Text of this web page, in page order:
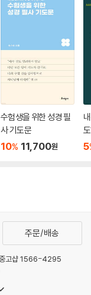
옵나이다 아멘」 중에
살려고 몸부림칠 때
우리에게 반드시 필
요구합니다. 그렇습
완성됩니다.
수험생을 위한 성경 필
사 기도문
10% 11,700원
문
5
주문/배송
고샵 1566-4295